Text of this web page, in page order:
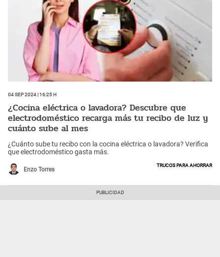
04 Sep 2024 | 16:25 h
¿Cocina eléctrica o lavadora? Descubre que
electrodoméstico recarga más tu recibo de luz y
cuánto sube al mes
¿Cuánto sube tu recibo con la cocina eléctrica o lavadora? Verifica
que electrodoméstico gasta más.
Enzo Torres
Trucos para ahorrar